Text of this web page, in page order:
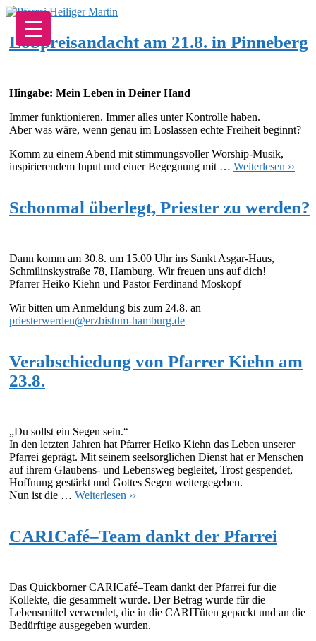
Zum
Inhalt
springen
Lobpreisandacht am 21.8. in Pinneberg
Hingabe: Mein Leben in Deiner Hand
Immer funktionieren. Immer alles unter Kontrolle haben.
Aber was wäre, wenn genau im Loslassen echte Freiheit beginnt?
Komm zu einem Abend mit stimmungsvoller Worship-Musik,
inspirierendem Input und einer Begegnung mit … Weiterlesen ››
Schonmal überlegt, Priester zu werden?
Dann komm am 30.8. um 15.00 Uhr ins Sankt Asgar-Haus,
Schmilinskystraße 78, Hamburg. Wir freuen uns auf dich!
Pfarrer Heiko Kiehn und Pastor Ferdinand Moskopf
Wir bitten um Anmeldung bis zum 24.8. an
priesterwerden@erzbistum-hamburg.de
Verabschiedung von Pfarrer Kiehn am
23.8.
„Du sollst ein Segen sein.“
In den letzten Jahren hat Pfarrer Heiko Kiehn das Leben unserer
Pfarrei geprägt. Mit seinem seelsorglichen Dienst hat er Menschen
auf ihrem Glaubens- und Lebensweg begleitet, Trost gespendet,
Hoffnung gestärkt und Gottes Segen weitergegeben.
Nun ist die … Weiterlesen ››
CARICafé–Team dankt der Pfarrei
Das Quickborner CARICafé–Team dankt der Pfarrei für die
Kollekte, die gesammelt wurde. Der Betrag wurde für die
Lebensmittel verwendet, die in die CARITüten gepackt und an die
Bedürftige ausgegeben wurden.